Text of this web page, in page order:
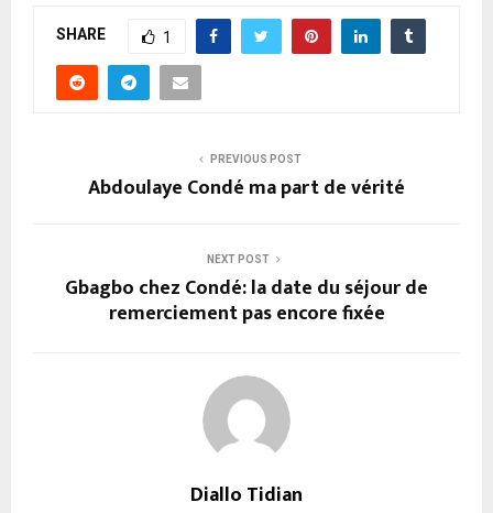
SHARE 1
PREVIOUS POST
Abdoulaye Condé ma part de vérité
NEXT POST
Gbagbo chez Condé: la date du séjour de
remerciement pas encore fixée
Diallo Tidian